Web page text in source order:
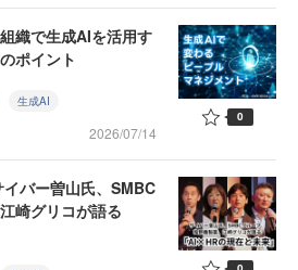
織で生成AIを活用す
ポイント
生成AI
2026/07/14
0
バー曽山氏、SMBC
崎グリコが語る